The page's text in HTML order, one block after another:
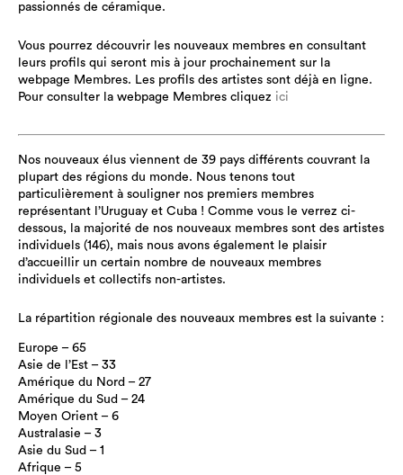
passionnés de céramique.
Vous pourrez découvrir les nouveaux membres en consultant
leurs profils qui seront mis à jour prochainement sur la
webpage Membres. Les profils des artistes sont déjà en ligne.
Pour consulter la webpage Membres cliquez ici
Nos nouveaux élus viennent de 39 pays différents couvrant la
plupart des régions du monde. Nous tenons tout
particulièrement à souligner nos premiers membres
représentant l’Uruguay et Cuba ! Comme vous le verrez ci-
dessous, la majorité de nos nouveaux membres sont des artistes
individuels (146), mais nous avons également le plaisir
d’accueillir un certain nombre de nouveaux membres
individuels et collectifs non-artistes.
La répartition régionale des nouveaux membres est la suivante :
Europe – 65
Asie de l’Est – 33
Amérique du Nord – 27
Amérique du Sud – 24
Moyen Orient – 6
Australasie – 3
Asie du Sud – 1
Afrique – 5